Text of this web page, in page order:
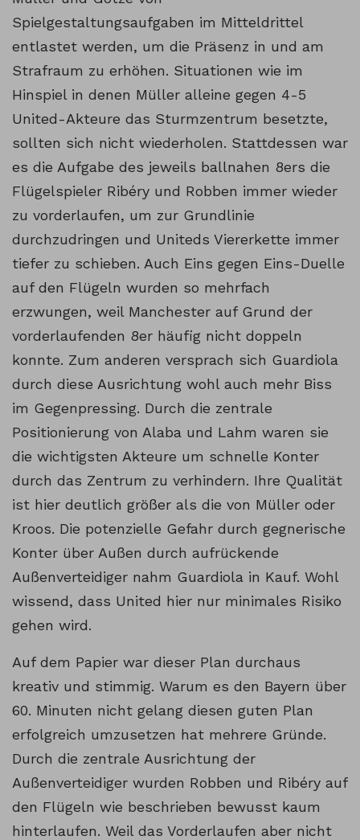
Spielgestaltungsaufgaben im Mitteldrittel
entlastet werden, um die Präsenz in und am
Strafraum zu erhöhen. Situationen wie im
Hinspiel in denen Müller alleine gegen 4-5
United-Akteure das Sturmzentrum besetzte,
sollten sich nicht wiederholen. Stattdessen war
es die Aufgabe des jeweils ballnahen 8ers die
Flügelspieler Ribéry und Robben immer wieder
zu vorderlaufen, um zur Grundlinie
durchzudringen und Uniteds Viererkette immer
tiefer zu schieben. Auch Eins gegen Eins-Duelle
auf den Flügeln wurden so mehrfach
erzwungen, weil Manchester auf Grund der
vorderlaufenden 8er häufig nicht doppeln
konnte. Zum anderen versprach sich Guardiola
durch diese Ausrichtung wohl auch mehr Biss
im Gegenpressing. Durch die zentrale
Positionierung von Alaba und Lahm waren sie
die wichtigsten Akteure um schnelle Konter
durch das Zentrum zu verhindern. Ihre Qualität
ist hier deutlich größer als die von Müller oder
Kroos. Die potenzielle Gefahr durch gegnerische
Konter über Außen durch aufrückende
Außenverteidiger nahm Guardiola in Kauf. Wohl
wissend, dass United hier nur minimales Risiko
gehen wird.
Auf dem Papier war dieser Plan durchaus
kreativ und stimmig. Warum es den Bayern über
60. Minuten nicht gelang diesen guten Plan
erfolgreich umzusetzen hat mehrere Gründe.
Durch die zentrale Ausrichtung der
Außenverteidiger wurden Robben und Ribéry auf
den Flügeln wie beschrieben bewusst kaum
hinterlaufen. Weil das Vorderlaufen aber nicht